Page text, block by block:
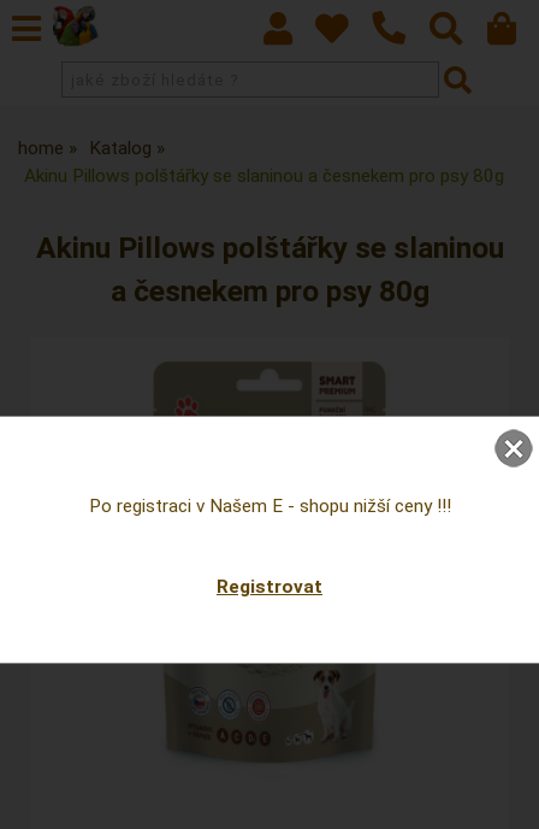
home
Katalog
Akinu Pillows polštářky se slaninou a česnekem pro psy 80g
Akinu Pillows polštářky se slaninou
a česnekem pro psy 80g
Po registraci v Našem E - shopu nižší ceny !!!
Registrovat